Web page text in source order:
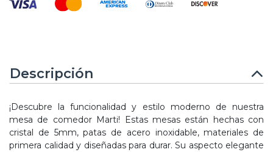
Descripción
¡Descubre la funcionalidad y estilo moderno de nuestra
mesa de comedor Marti! Estas mesas están hechas con
cristal de 5mm, patas de acero inoxidable, materiales de
primera calidad y diseñadas para durar. Su aspecto elegante